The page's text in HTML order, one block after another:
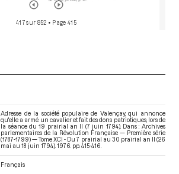
417 sur 852 • Page 415
Adresse de la société populaire de Valençay, qui annonce
qu'elle a armé un cavalier et fait des dons patriotiques, lors de
la séance du 19 prairial an II (7 juin 1794). Dans : Archives
parlementaires de la Révolution Française — Première série
(1787-1799) — Tome XCI - Du 7 prairial au 30 prairial an II (26
mai au 18 juin 1794) . 1976. pp. 415-416.
Français